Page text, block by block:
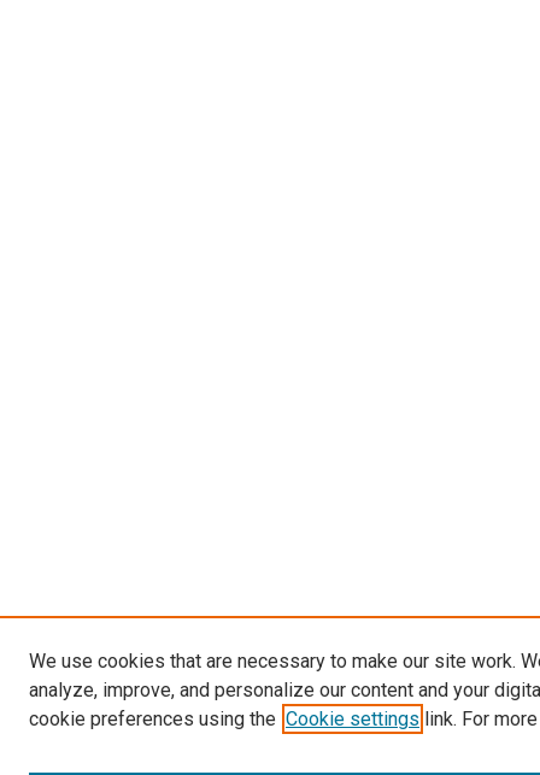
We use cookies that are necessary to make our site work.
analyze, improve, and personalize our content and your
cookie preferences using the Cookie settings link. For